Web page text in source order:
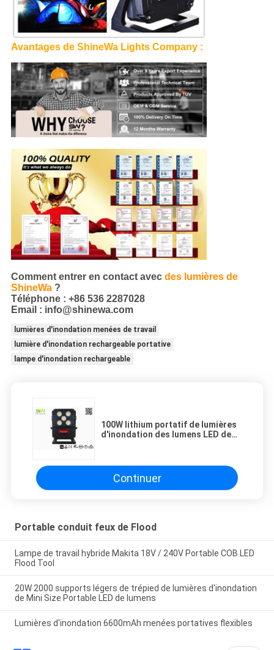
Avantages de ShineWa Lights Company :
Comment entrer en contact avec des lumières de
ShineWa?
Téléphone : +86 536 2287028
Email : info@shinewa.com
lumières d'inondation menées de travail
lumière d'inondation rechargeable portative
lampe d'inondation rechargeable
100W lithium portatif de lumières
d'inondation des lumens LED de
Continuer
Portable conduit feux de Flood
Lampe de travail hybride Makita 18V / 240V Portable COB LED
Flood Tool
20W 2000 supports légers de trépied de lumières d'inondation
de Mini Size Portable LED de lumens
Lumières d'inondation 6600mAh menées portatives flexibles